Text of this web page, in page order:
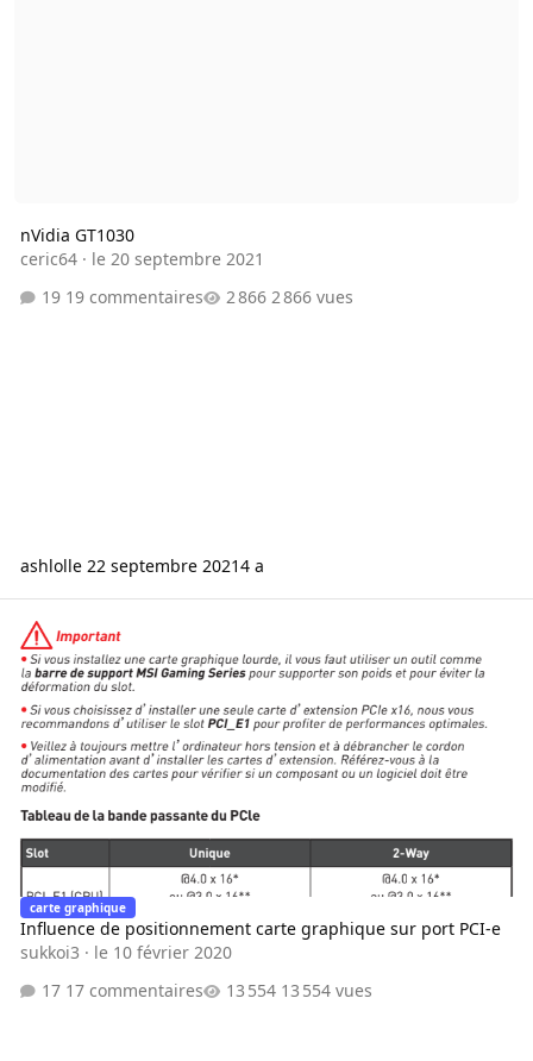
nVidia GT1030
ceric64· le 20 septembre 2021
19 commentaires
2 866 vues
ashlolle 22 septembre 20214 a
carte graphique
Influence de positionnement carte graphique sur port PCI-e
sukkoi3 · le 10 février 2020
17 commentaires
13 554 vues